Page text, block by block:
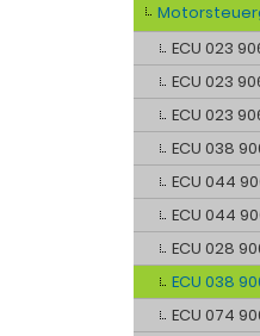
ECU 023
ECU 023
ECU 023
ECU 038
ECU 044
ECU 044
ECU 028
ECU 038
ECU 074